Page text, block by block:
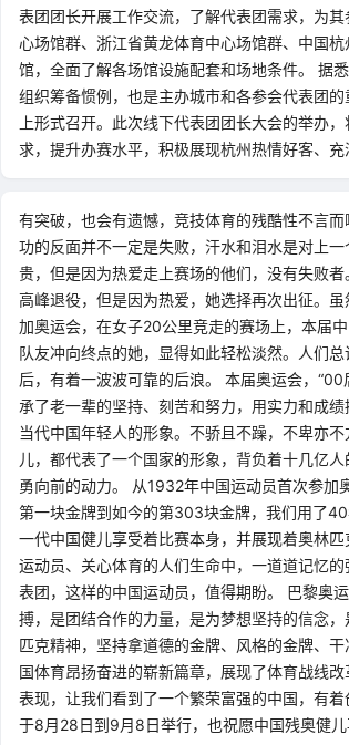
表团团长开展工作交流，了解代表团需求，为
心场馆群、浙江省黄龙体育中心场馆群、中国
馆，全面了解各场馆设施配套和场地条件。 据
组织筹备惯例，也是主办城市和各参会代表团
上形式召开。此次线下代表团团长大会的举办
求，提升办赛水平，积极展现杭州热情好客、
有突破，也会有遗憾，竞技体育的残酷性不言
功的反面并不一定是失败，汗水和泪水是对上
贵，但是因为热爱走上赛场的他们，没有失败
高峰退役，但是因为热爱，她选择再次出征。
加奥运会，在女子20公里竞走的赛场上，本届
队友冲向终点的她，显得如此轻松淡然。人们
后，有着一波波可靠的后浪。 本届奥运会，
承了老一辈的坚持、刻苦和努力，用实力和成
当代中国年轻人的形象。不骄且不躁，不卑亦
儿，都代表了一个国家的形象，背负着十几亿
勇向前的动力。 从1932年中国运动员首次参
第一块金牌到如今的第303块金牌，我们用了
一代中国健儿享受着比赛本身，并展现着奥林
运动员、关心体育的人们生命中，一道道记忆
表团，这样的中国运动员，值得期盼。 巴黎奥
搏，是团结合作的力量，是为梦想坚持的信念
匹克精神，坚持拿道德的金牌、风格的金牌、
国体育昂扬奋进的崭新篇章，展现了体育战线
表现，让我们看到了一个繁荣富强的中国，有
于8月28日到9月8日举行，也祝愿中国残奥健儿